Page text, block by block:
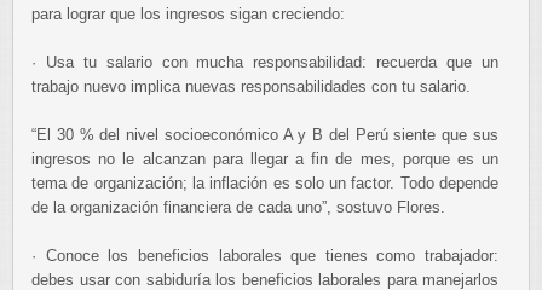
para lograr que los ingresos sigan creciendo:
· Usa tu salario con mucha responsabilidad: recuerda que un
trabajo nuevo implica nuevas responsabilidades con tu salario.
“El 30 % del nivel socioeconómico A y B del Perú siente que sus
ingresos no le alcanzan para llegar a fin de mes, porque es un
tema de organización; la inflación es solo un factor. Todo depende
de la organización financiera de cada uno”, sostuvo Flores.
· Conoce los beneficios laborales que tienes como trabajador:
debes usar con sabiduría los beneficios laborales para manejarlos